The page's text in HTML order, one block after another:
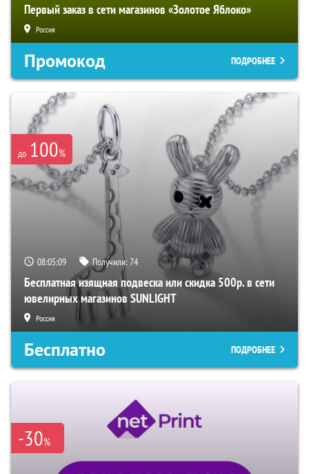
Первый заказ в сети магазинов «Золотое Яблоко»
Россия
Промокод ПОДРОБНЕЕ
до 100%
08:05:08 Получили:74
Бесплатная изящная подвеска или скидка 500р. в сети
ювелирных магазинов SUNLIGHT
Россия
Бесплатно ПОДРОБНЕЕ
-30%